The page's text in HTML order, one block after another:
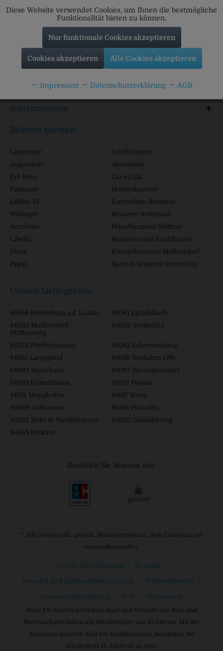
Folgt uns auf unseren Kanälen für alle Neuigkeiten:
Service Hotline
Shop Service
Informationen
Beliebte Marken
Labertaler
Adelholzener
Augustiner
Abenstaler
Erl-Bräu
Coca Cola
Paulaner
Hohenthanner
Löffler-Ei
Karmeliten Brauerei
Pöllinger
Brauerei Wittmann
Arcobräu
Privatbrauerei Stöttner
Libella
Brauerei zum Kuchlbauer
Plose
Klosterbrauerei Mallersdorf
Pepsi
Spezial-Brauerei Schierling
Unsere Liefergebiete
84056 Rottenburg a.d. Laaber
84061 Egoldsbach
84066 Mallersdorf-
Pfaffenberg
84069 Schierling
84076 Pfeffenhausen
84082 Laberweinting
84085 Langquaid
84088 Neufahrn i.Nb.
84092 Bayerbach
84097 Herrngiersdorf
84098 Hohenthann
84103 Postau
84152 Mengkofen
84187 Weng
93089 Aufhausen
93101 Pfakofen
93352 Rohr in Niederbayern
94333 Geiselhöring
94368 Perkam
Bezahlen Sie bequem mit:
* Alle Preise inkl. gesetzl. Mehrwertsteuer. Jede Lieferung ist
versandkostenfrei.
Cookie-Einstellungen Kontakt
Versand und Zahlungsbedingungen Widerrufsrecht
Datenschutzerklärung AGB Impressum
Nach § 9 JuSchG erfordern Kauf und Verzehr von Bier und
Biermischgetränken ein Mindestalter von 16 Jahren. Mit der
Annahme unserer AGB bei Kaufabschluss, bestätigen Sie
mindestens 18 Jahre alt zu sein.
Diese Website verwendet Cookies, um Ihnen die bestmögliche
Funktionalität bieten zu können.
Nur funktionale Cookies akzeptieren
Cookies akzeptieren Alle Cookies akzeptieren
Impressum Datenschutzerklärung AGB